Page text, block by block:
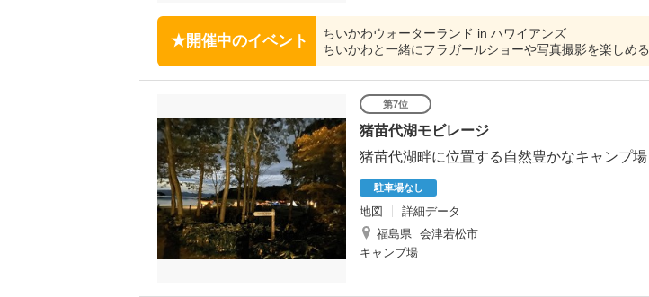
開催中のイベント
ちいかわウォーターランド in ハワイアンズ
ちいかわと一緒にフラガールショーや写真撮影を楽しめる
第7位
猪苗代湖モビレージ
猪苗代湖畔に位置する自然豊かなキャンプ場
駐車場なし
地図
詳細データ
福島県 会津若松市
キャンプ場